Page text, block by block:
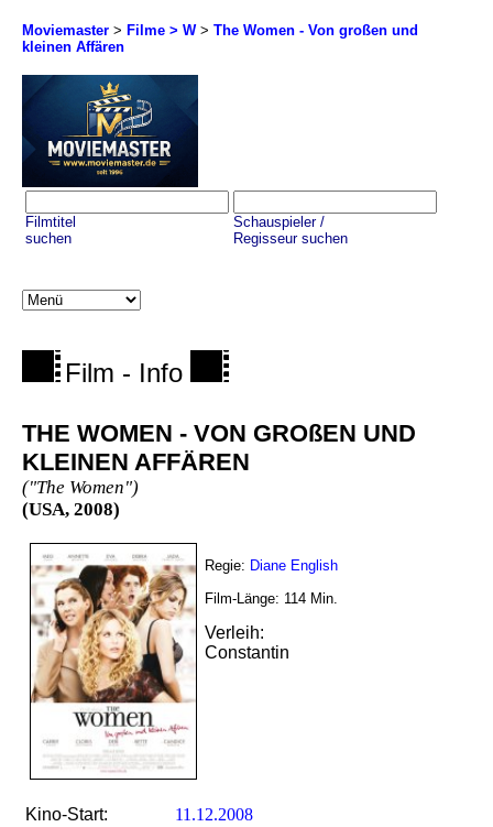
Moviemaster > Filme > W> The Women - Von großen und
kleinen Affären
Filmtitel
suchen
Schauspieler /
Regisseur suchen
Film - Info
THE WOMEN - VON GROßEN UND
KLEINEN AFFÄREN
("The Women")
(USA, 2008)
Regie: Diane English
Film-Länge: 114 Min.
Verleih:
Constantin
Kino-Start:
11.12.2008